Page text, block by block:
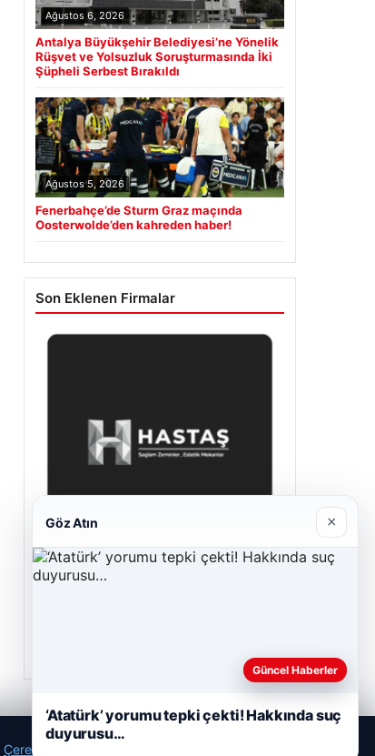
Ağustos 6, 2026
Antalya Büyükşehir Belediyesi’ne Yönelik
Rüşvet ve Yolsuzluk Soruşturmasında İki
Şüpheli Serbest Bırakıldı
Ağustos 5, 2026
Fenerbahçe’de Sturm Graz maçında
Oosterwolde’den kahreden haber!
Son Eklenen Firmalar
Çerez Politikamız
Göz Atın ×
Güncel Haberler
‘Atatürk’ yorumu tepki çekti! Hakkında suç
duyurusu…